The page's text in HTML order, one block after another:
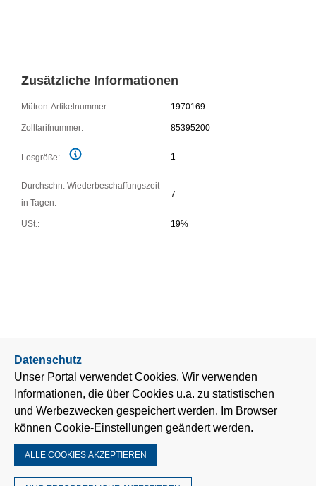
Zusätzliche Informationen
Mütron-Artikelnummer: 1970169
Zolltarifnummer: 85395200
Losgröße: 1
Durchschn. Wiederbeschaffungszeit
in Tagen:
7
USt.: 19%
Datenschutz
Unser Portal verwendet Cookies. Wir verwenden
Informationen, die über Cookies u.a. zu statistischen
und Werbezwecken gespeichert werden. Im Browser
können Cookie-Einstellungen geändert werden.
ALLE COOKIES AKZEPTIEREN